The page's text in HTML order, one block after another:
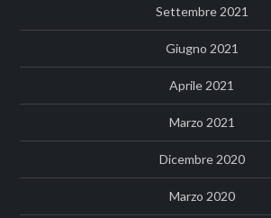
Settembre 2021
Giugno 2021
Aprile 2021
Marzo 2021
Dicembre 2020
Marzo 2020